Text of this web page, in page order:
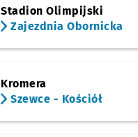
Stadion Olimpijski
Zajezdnia Obornicka
Kromera
Szewce - Kościół